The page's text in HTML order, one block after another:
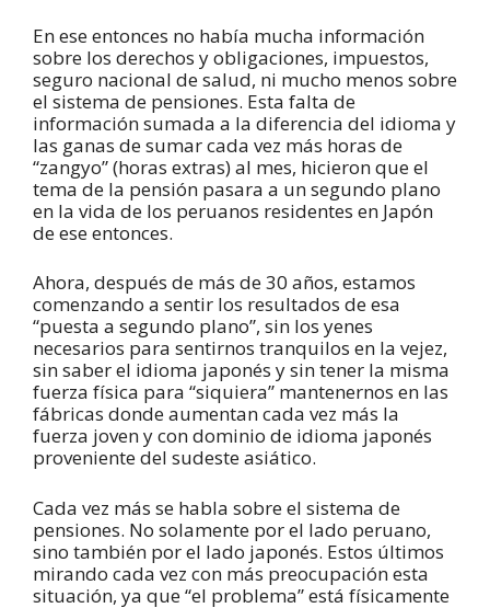
En ese entonces no había mucha información
sobre los derechos y obligaciones, impuestos,
seguro nacional de salud, ni mucho menos sobre
el sistema de pensiones. Esta falta de
información sumada a la diferencia del idioma y
las ganas de sumar cada vez más horas de
“zangyo” (horas extras) al mes, hicieron que el
tema de la pensión pasara a un segundo plano
en la vida de los peruanos residentes en Japón
de ese entonces.
Ahora, después de más de 30 años, estamos
comenzando a sentir los resultados de esa
“puesta a segundo plano”, sin los yenes
necesarios para sentirnos tranquilos en la vejez,
sin saber el idioma japonés y sin tener la misma
fuerza física para “siquiera” mantenernos en las
fábricas donde aumentan cada vez más la
fuerza joven y con dominio de idioma japonés
proveniente del sudeste asiático.
Cada vez más se habla sobre el sistema de
pensiones. No solamente por el lado peruano,
sino también por el lado japonés. Estos últimos
mirando cada vez con más preocupación esta
situación, ya que “el problema” está físicamente